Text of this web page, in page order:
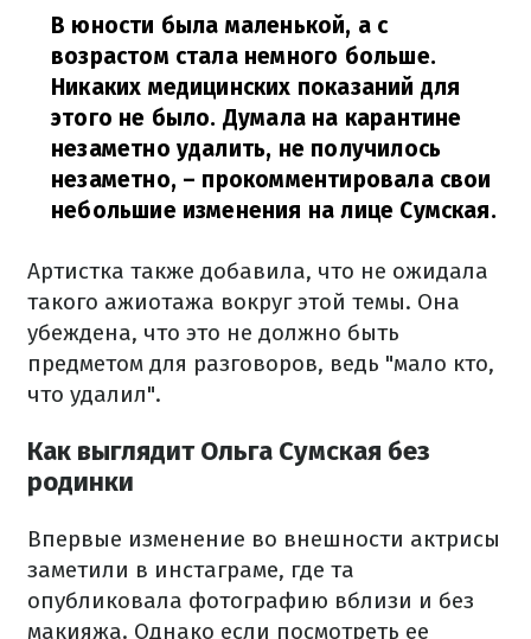
В юности была маленькой, а с
возрастом стала немного больше.
Никаких медицинских показаний для
этого не было. Думала на карантине
незаметно удалить, не получилось
незаметно, – прокомментировала свои
небольшие изменения на лице Сумская.
Артистка также добавила, что не ожидала
такого ажиотажа вокруг этой темы. Она
убеждена, что это не должно быть
предметом для разговоров, ведь "мало кто,
что удалил".
Как выглядит Ольга Сумская без
родинки
Впервые изменение во внешности актрисы
заметили в инстаграме, где та
опубликовала фотографию вблизи и без
макияжа. Однако если посмотреть ее